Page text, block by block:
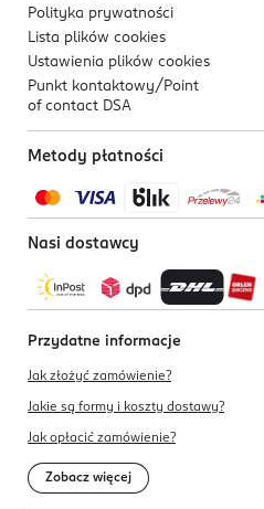
Polityka prywatności
Lista plików cookies
Ustawienia plików cookies
Punkt kontaktowy/ Point
of contact DSA
Metody płatności
Nasi dostawcy
Przydatne informacje
Jak złożyć zamówienie?
Jakie są formy i koszty dostawy?
Jak opłacić zamówienie?
Zobacz więcej